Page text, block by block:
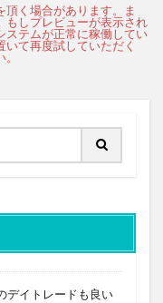
デイトレードも良い